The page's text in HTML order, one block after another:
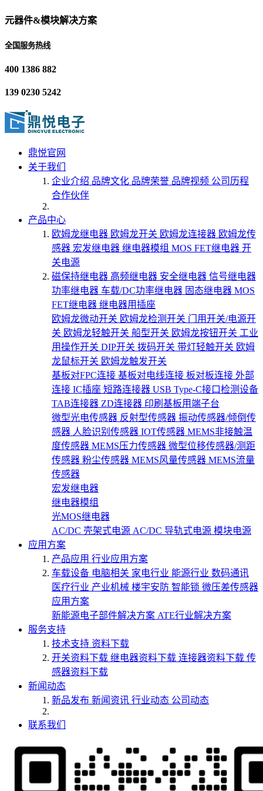
元器件&模块解决方案
全国服务热线
400 1386 882
139 0230 5242
鼎悦官网
关于我们
企业介绍 品牌文化 品牌荣誉 品牌视频 公司历程
合作伙伴
产品中心
欧姆龙继电器 欧姆龙开关 欧姆龙连接器 欧姆龙传
感器 宏发继电器 继电器模组 MOS FET继电器 开
关电源
磁保持继电器 高频继电器 安全继电器 信号继电器
功率继电器 车载/DC功率继电器 固态继电器 MOS
FET继电器 继电器用插座
欧姆龙微动开关 欧姆龙检测开关 门用开关/电源开
关 欧姆龙轻触开关 船型开关 欧姆龙按钮开关 工业
用操作开关 DIP开关 拨码开关 带灯轻触开关 欧姆
龙鼠标开关 欧姆龙触发开关
基板对FPC连接 基板对电线连接 板对板连接 外部
连接 IC插座 短路连接器 USB Type-C接口检测设备
TAB连接器 ZD连接器 印刷基板用端子台
微型光电传感器 反射型传感器 振动传感器/倾倒传
感器 人脸识别传感器 IOT传感器 MEMS非接触温
度传感器 MEMS压力传感器 微型位移传感器/测距
传感器 粉尘传感器 MEMS风量传感器 MEMS流量
传感器
宏发继电器
继电器模组
光MOS继电器
AC/DC 壳架式电源 AC/DC 导轨式电源 模块电源
应用方案
产品应用 行业应用方案
车载设备 电脑相关 家电行业 能源行业 数码通讯
医疗行业 产业机械 楼宇安防 智能锁 微压差传感器
应用方案
新能源电子部件解决方案 ATE行业解决方案
服务支持
技术支持 资料下载
开关资料下载 继电器资料下载 连接器资料下载 传
感器资料下载
新闻动态
新品发布 新闻资讯 行业动态 公司动态
联系我们